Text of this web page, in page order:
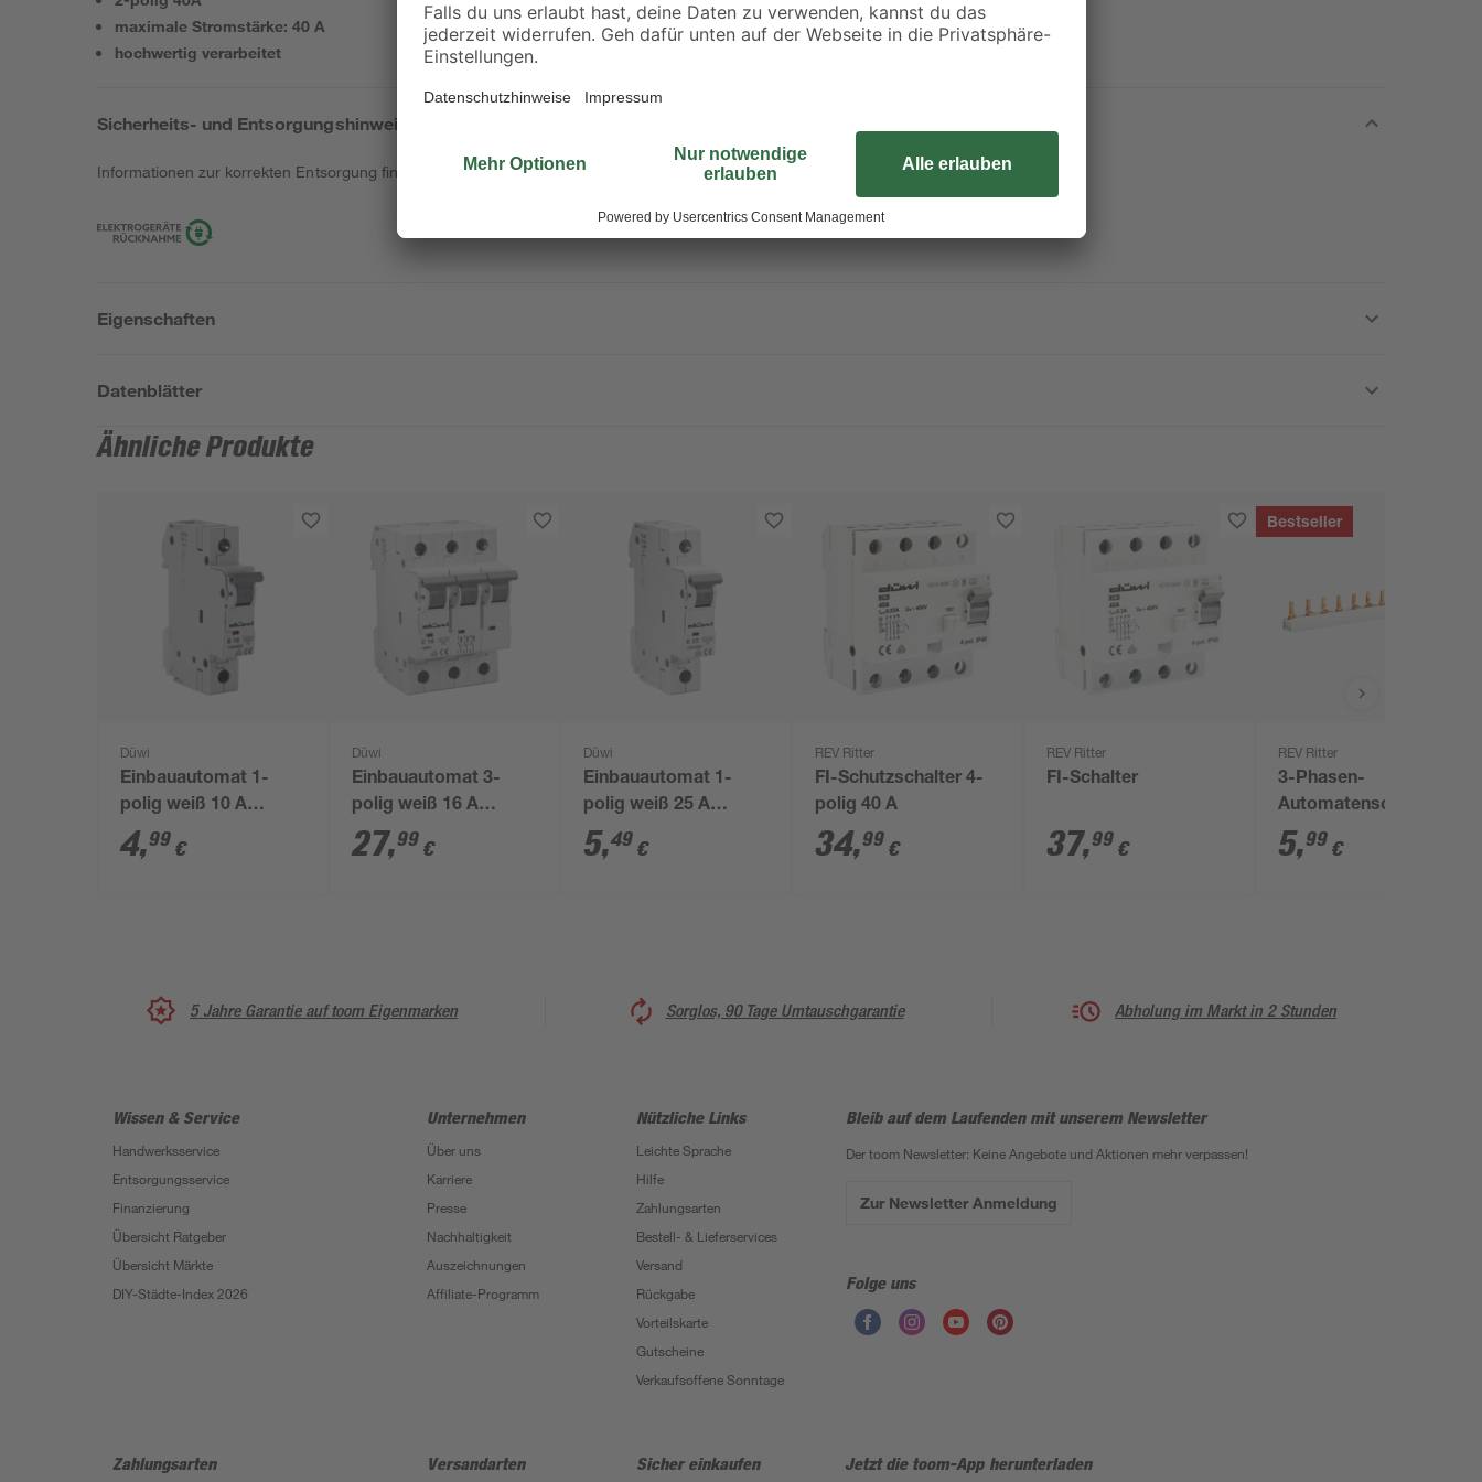
maximale Stromstärke: 40 A
hochwertig verarbeitet
Sicherheits- und Entsorgungshinweise
Informationen zur korrekten Entsorgung findest du hier.
Eigenschaften
Datenblätter
Ähnliche Produkte
Düwi
Einbauautomat 1-
polig weiß 10 A
250/400 V
4,99 €
Düwi
Einbauautomat 3-
polig weiß 16 A
250/400 V
27,99 €
Düwi
Einbauautomat 1-
polig weiß 25 A
250/400 V
5,49 €
REV Ritter
FI-Schutzschalter 4-
polig 40 A
34,99 €
REV Ritter
FI-Schalter
37,99 €
Bestseller
REV Ritter
3-Phasen-
Automatenschiene
5,99 €
5 Jahre Garantie auf toom Eigenmarken Sorglos, 90 Tage Umtauschgarantie Abholung im Markt in 2 Stunden
Wissen & Service
Handwerksservice
Entsorgungsservice
Finanzierung
Übersicht Ratgeber
Übersicht Märkte
DIY-Städte-Index 2026
Unternehmen
Über uns
Karriere
Presse
Nachhaltigkeit
Auszeichnungen
Affiliate-Programm
Nützliche Links
Leichte Sprache
Hilfe
Zahlungsarten
Bestell- & Lieferservices
Versand
Rückgabe
Vorteilskarte
Gutscheine
Verkaufsoffene Sonntage
Bleib auf dem Laufenden mit unserem Newsletter
Der toom Newsletter: Keine Angebote und Aktionen mehr verpassen!
Zur Newsletter Anmeldung
Folge uns
Zahlungsarten Versandarten Sicher einkaufen Jetzt die toom-App herunterladen